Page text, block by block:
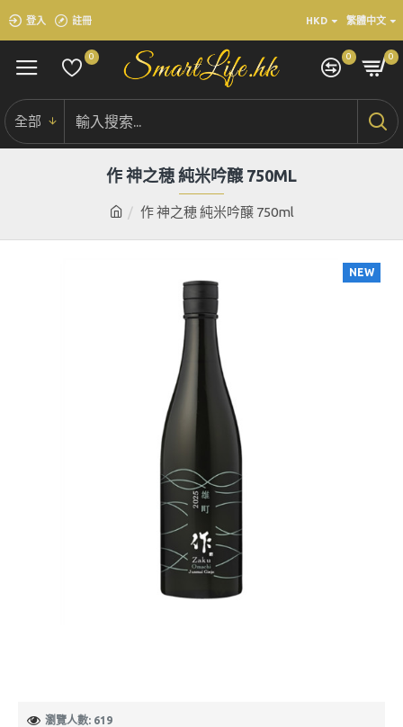
登入 註冊 HKD 繁體中文
0 0 0
全部
作 神之穂 純米吟醸 750ml
作 神之穂 純米吟醸 750ML
NEW
瀏覽人數: 619